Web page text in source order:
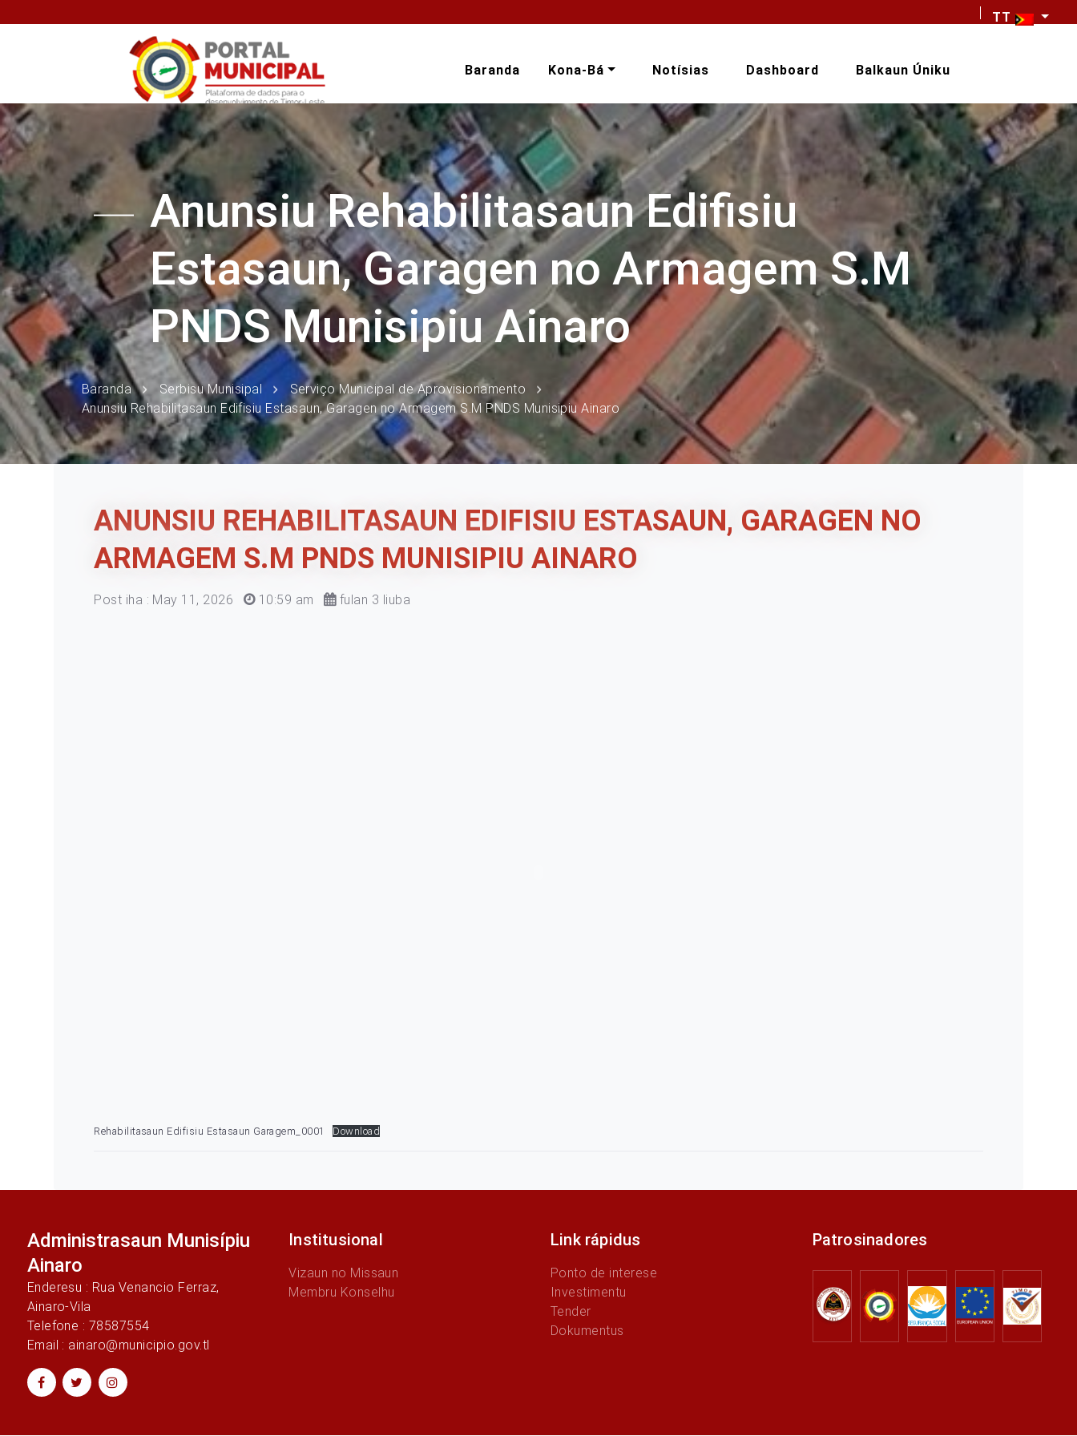
TT
Baranda Kona-Bá Notísias Dashboard Balkaun Úniku
Anunsiu Rehabilitasaun Edifisiu
Estasaun, Garagen no Armagem S.M
PNDS Munisipiu Ainaro
Baranda Serbisu Munisipal
Serviço Municipal de Aprovisionamento
Anunsiu Rehabilitasaun Edifisiu Estasaun, Garagen no Armagem S.M PNDS Munisipiu Ainaro
ANUNSIU REHABILITASAUN EDIFISIU ESTASAUN, GARAGEN NO
ARMAGEM S.M PNDS MUNISIPIU AINARO
Post iha : May 11, 2026 10:59 am fulan 3 liuba
Rehabilitasaun Edifisiu Estasaun Garagem_0001 Download
Administrasaun Munisípiu
Ainaro
Enderesu : Rua Venancio Ferraz,
Ainaro-Vila
Telefone : 78587554
Email : ainaro@municipio.gov.tl
Institusional
Vizaun no Missaun
Membru Konselhu
Link rápidus
Ponto de interese
Investimentu
Tender
Dokumentus
Patrosinadores